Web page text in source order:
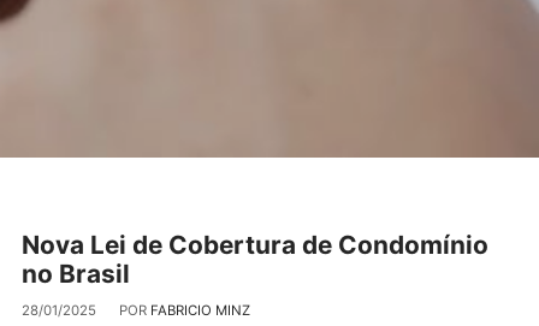
Nova Lei de Cobertura de Condomínio
no Brasil
28/01/2025 POR FABRICIO MINZ